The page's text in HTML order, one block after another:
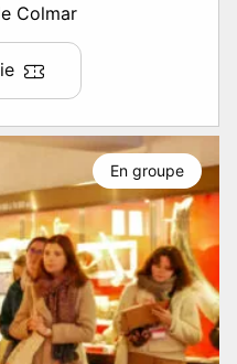
Colmar
En groupe